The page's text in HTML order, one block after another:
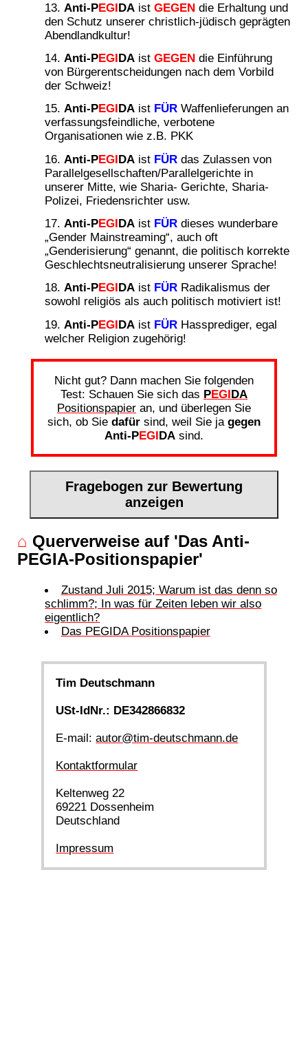
Anti-PEGIDA istGEGEN die Erhaltung und
den Schutz unserer christlich-jüdisch geprägten
Abendlandkultur!
Anti-PEGIDA istGEGEN die Einführung
von Bürgerentscheidungen nach dem Vorbild
der Schweiz!
Anti-PEGIDA ist FÜR Waffenlieferungen an
verfassungsfeindliche, verbotene
Organisationen wie z.B. PKK
Anti-PEGIDA ist FÜR das Zulassen von
Parallelgesellschaften/Parallelgerichte in
unserer Mitte, wie Sharia- Gerichte, Sharia-
Polizei, Friedensrichter usw.
Anti-PEGIDA ist FÜR dieses wunderbare
„Gender Mainstreaming“, auch oft
„Genderisierung“ genannt, die politisch korrekte
Geschlechtsneutralisierung unserer Sprache!
Anti-PEGIDA ist FÜR Radikalismus der
sowohl religiös als auch politisch motiviert ist!
Anti-PEGIDA ist FÜR Hassprediger, egal
welcher Religion zugehörig!
Nicht gut? Dann machen Sie folgenden
Test: Schauen Sie sich das PEGIDA
Positionspapier an, und überlegen Sie
sich, ob Sie dafür sind, weil Sie ja gegen
Anti-PEGIDA sind.
Fragebogen zur Bewertung
anzeigen
⌂ Querverweise auf 'Das Anti-
PEGIA-Positionspapier'
Zustand Juli 2015; Warum ist das denn so
schlimm?; In was für Zeiten leben wir also
eigentlich?
Das PEGIDA Positionspapier
Tim Deutschmann
USt-IdNr.: DE342866832
E-mail:autor@tim-deutschmann.de
Kontaktformular
Keltenweg 22
69221 Dossenheim
Deutschland
Impressum